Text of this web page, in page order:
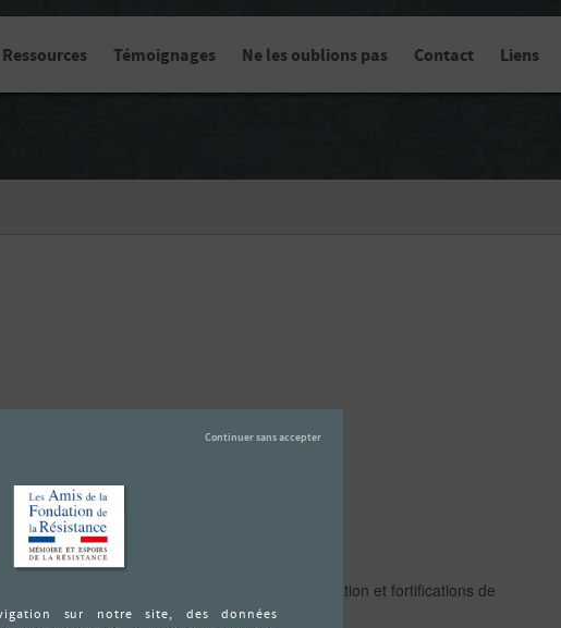
Ressources Témoignages Ne les oublions pas Contact Liens
du SR Kléber en septembre 1941.
sur les mouvements de troupes, camp d’aviation et fortifications de